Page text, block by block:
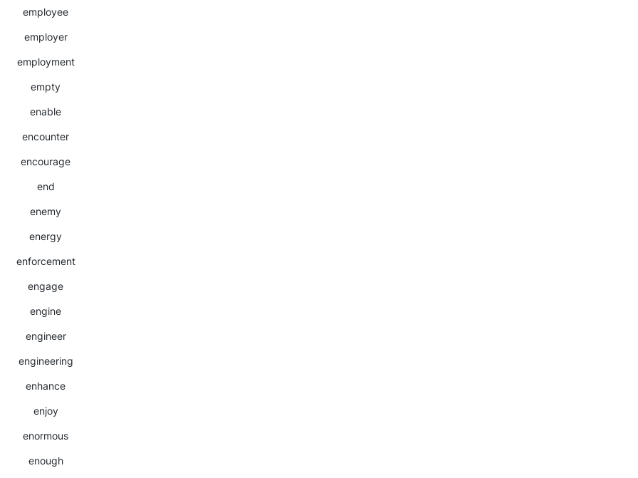
employee
employer
employment
empty
enable
encounter
encourage
end
enemy
energy
enforcement
engage
engine
engineer
engineering
enhance
enjoy
enormous
enough